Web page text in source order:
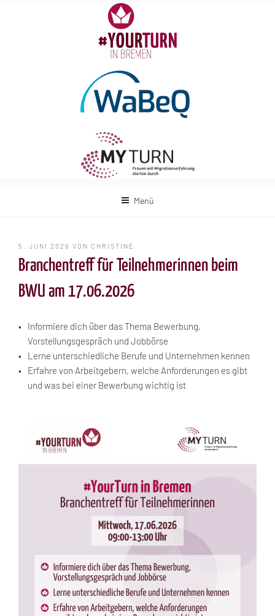
Menü
VERÖFFENTLICHT
5. JUNI 2026 VON CHRISTINE
Branchentreff für Teilnehmerinnen beim
BWU am 17.06.2026
Informiere dich über das Thema Bewerbung,
Vorstellungsgespräch und Jobbörse
Lerne unterschiedliche Berufe und Unternehmen kennen
Erfahre von Arbeitgebern, welche Anforderungen es gibt
und was bei einer Bewerbung wichtig ist